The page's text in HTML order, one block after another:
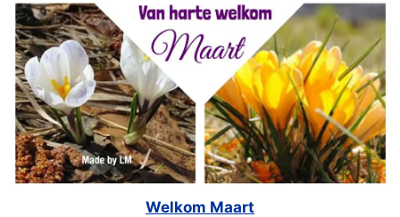
Welkom Maart